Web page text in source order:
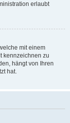
erlaubt
mit einem
kennzeichnen zu
hängt von Ihren
hat.